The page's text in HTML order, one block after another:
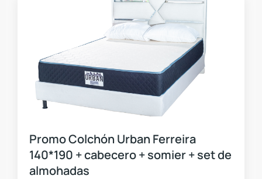
Promo Colchón Urban Ferreira
140*190 + cabecero + somier + set de
almohadas